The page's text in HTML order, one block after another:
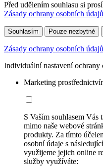
Před udělením souhlasu si
Zásady ochrany osobních údajů
Souhlasím Pouze nezbytné
Zásady ochrany osobních údajů
Individuální nastavení ochrany
Marketing
S Vaším souhlasem Vás
mimo naše webové
produkty. Za tímto
osobní údaje s
využijeme jejich online
služby využíváte: